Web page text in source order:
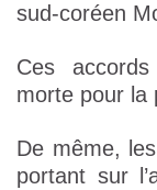
sud-coréen
Ces
morte pour la
De même,
portant sur